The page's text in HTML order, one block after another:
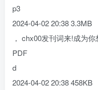
p3
2024-04-02 20:38 3.3MB
， chx00发刊词来!成为
PDF
d
2024-04-02 20:38 458KB